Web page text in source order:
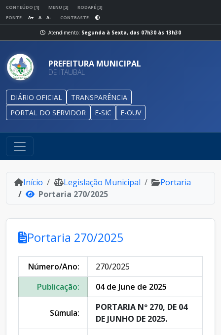
CONTEÚDO [1] MENU [2]
RODAPÉ [3]
FONTE:
A+ A A- CONTRASTE:
Atendimento: Segunda à Sexta, das 07h30 às 13h30
PREFEITURA MUNICIPAL
DE ITAUBAL
DIÁRIO OFICIAL
TRANSPARÊNCIA
PORTAL DO SERVIDOR
E-SIC E-OUV
Início Legislação Municipal
Portaria
Portaria 270/2025
Portaria 270/2025
Número/Ano:
270/2025
Publicação:
04 de June de 2025
Súmula:
PORTARIA Nº 270, DE 04
DE JUNHO DE 2025.